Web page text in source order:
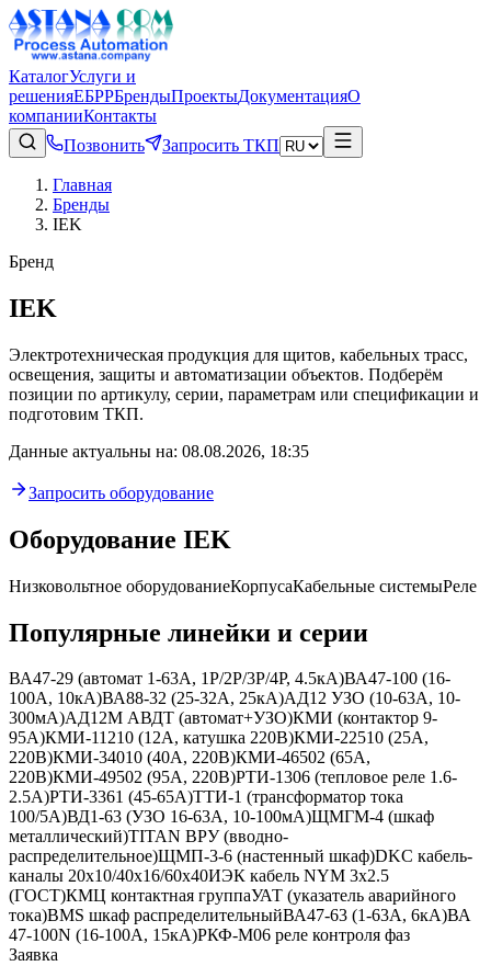
КаталогУслуги и
решенияЕБРРБрендыПроектыДокументацияО
компанииКонтакты
Позвонить
Запросить ТКП
Главная
Бренды
IEK
Бренд
IEK
Электротехническая продукция для щитов, кабельных трасс,
освещения, защиты и автоматизации объектов. Подберём
позиции по артикулу, серии, параметрам или спецификации и
подготовим ТКП.
Данные актуальны на: 08.08.2026, 18:35
Запросить оборудование
Оборудование IEK
Низковольтное оборудованиеКорпусаКабельные системыРеле
Популярные линейки и серии
ВА47-29 (автомат 1-63А, 1P/2P/3P/4P, 4.5кА)ВА47-100 (16-
100А, 10кА)ВА88-32 (25-32А, 25кА)АД12 УЗО (10-63А, 10-
300мА)АД12М АВДТ (автомат+УЗО)КМИ (контактор 9-
95А)КМИ-11210 (12А, катушка 220В)КМИ-22510 (25А,
220В)КМИ-34010 (40А, 220В)КМИ-46502 (65А,
220В)КМИ-49502 (95А, 220В)РТИ-1306 (тепловое реле 1.6-
2.5А)РТИ-3361 (45-65А)ТТИ-1 (трансформатор тока
100/5А)ВД1-63 (УЗО 16-63А, 10-100мА)ЩМГМ-4 (шкаф
металлический)TITAN ВРУ (вводно-
распределительное)ЩМП-3-6 (настенный шкаф)DKC кабель-
каналы 20x10/40x16/60x40ИЭК кабель NYM 3x2.5
(ГОСТ)КМЦ контактная группаУАТ (указатель аварийного
тока)BMS шкаф распределительныйВА47-63 (1-63А, 6кА)ВА
47-100N (16-100А, 15кА)РКФ-М06 реле контроля фаз
Заявка